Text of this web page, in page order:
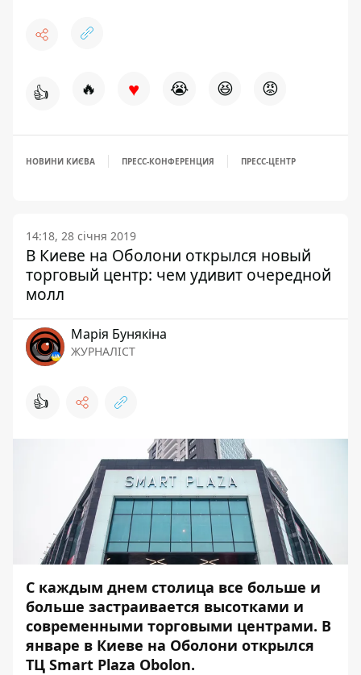
👍 🔥 ♥ 😭 😆 😡
НОВИНИ КИЄВА ПРЕСС-КОНФЕРЕНЦИЯ ПРЕСС-ЦЕНТР
14:18, 28 січня 2019
В Киеве на Оболони открылся новый
торговый центр: чем удивит очередной
молл
Марія Бунякіна
ЖУРНАЛІСТ
👍
С каждым днем столица все больше и
больше застраивается высотками и
современными торговыми центрами. В
январе в Киеве на Оболони открылся
ТЦ Smart Plaza Obolon.